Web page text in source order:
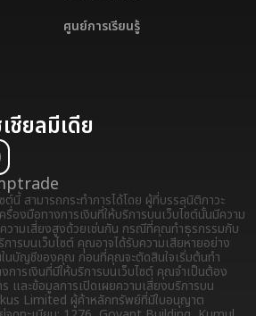
ศูนย์การเรียนรู้
ชียลมีเดีย
ต์นี้ สามารถกระทำการได้โดย ผู้ที่บรรลุนิติภาวะ
รื่องมือทางการเงินที่ให้บริการบนเว็บไซต์นั้นมีความ
ความเสี่ยงสูงด้วยเช่นกัน กรณีที่คุณทำธุรกรรมกับ
การบนเว็บไซต์ คุณอาจได้รับความเสียหายอย่าง
นบัญชีของคุณ ก่อนที่คุณจะตัดสินใจเริ่มต้นทำ
การเงินที่มีให้บริการบนเว็บไซต์ คุณจำเป็นต้อง
และข้อมูลการเปิดเผยความเสี่ยงบริการบน
Limited ผู้ค้าหลักทรัพย์ที่มีใบอนุญาต